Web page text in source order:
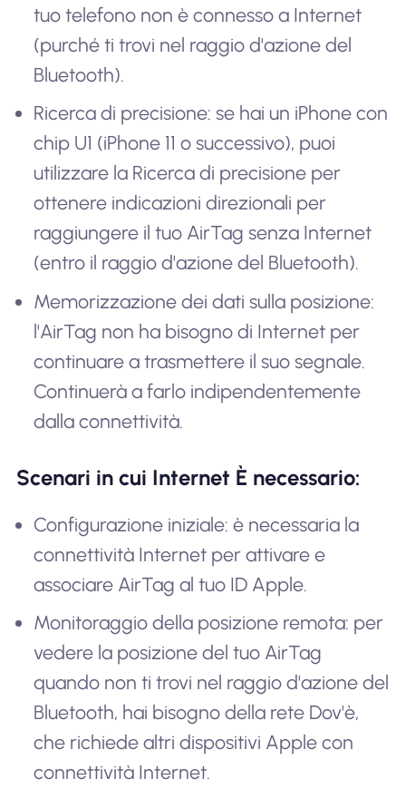
tuo telefono non è connesso a Internet
(purché ti trovi nel raggio d'azione del
Bluetooth).
Ricerca di precisione: se hai un iPhone con
chip U1 (iPhone 11 o successivo), puoi
utilizzare la Ricerca di precisione per
ottenere indicazioni direzionali per
raggiungere il tuo AirTag senza Internet
(entro il raggio d'azione del Bluetooth).
Memorizzazione dei dati sulla posizione:
l'AirTag non ha bisogno di Internet per
continuare a trasmettere il suo segnale.
Continuerà a farlo indipendentemente
dalla connettività.
Scenari in cui Internet È necessario:
Configurazione iniziale: è necessaria la
connettività Internet per attivare e
associare AirTag al tuo ID Apple.
Monitoraggio della posizione remota: per
vedere la posizione del tuo AirTag
quando non ti trovi nel raggio d'azione del
Bluetooth, hai bisogno della rete Dov'è,
che richiede altri dispositivi Apple con
connettività Internet.